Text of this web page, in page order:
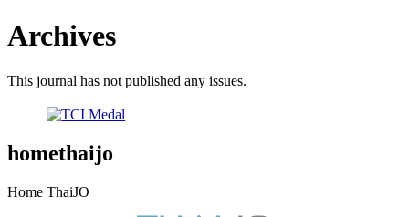
Archives
This journal has not published any issues.
homethaijo
Home ThaiJO